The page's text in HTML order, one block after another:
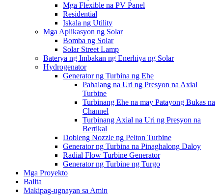
Mga Flexible na PV Panel
Residential
Iskala ng Utility
Mga Aplikasyon ng Solar
Bomba ng Solar
Solar Street Lamp
Baterya ng Imbakan ng Enerhiya ng Solar
Hydrogenator
Generator ng Turbina ng Ehe
Pahalang na Uri ng Presyon na Axial
Turbine
Turbinang Ehe na may Patayong Bukas na
Channel
Turbinang Axial na Uri ng Presyon na
Bertikal
Dobleng Nozzle ng Pelton Turbine
Generator ng Turbina na Pinaghalong Daloy
Radial Flow Turbine Generator
Generator ng Turbine ng Turgo
Mga Proyekto
Balita
Makipag-ugnayan sa Amin